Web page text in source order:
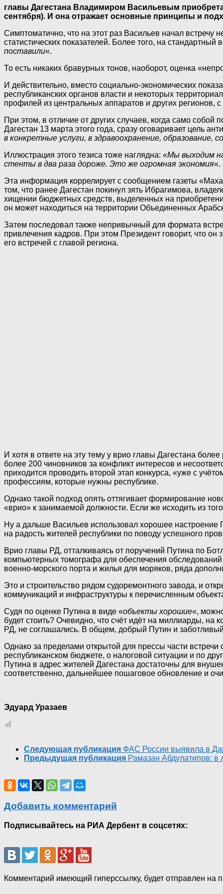
главы Дагестана Владимиром Васильевым
сентября). И она отражает основные принципы и
Симптоматично, что на этот раз Васильев начал встречу
статистических показателей. Более того, на стандартный
поставили«.
То есть никаких бравурных тонов, наоборот, оценка
И действительно, вместо социально-экономических
республиканских органов власти и некоторых
профилей из центральных аппаратов и других регионов,
При этом, в отличие от других случаев, когда само
Дагестан 13 марта этого года, сразу оговаривает цель
в конкретные услуги, в здравоохранение, образование,
Иллюстрация этого тезиса тоже наглядна: «Мы выходим
стенты в два раза дороже. Это же огромная экономия«.
Эта информация коррелирует с сообщением газеты
том, что ранее Дагестан покинул зять Ибрагимова,
хищении бюджетных средств, выделенных на
он может находиться на территории Объединенных
Затем последовал также непривычный для формата
привлечения кадров. При этом Президент говорит, что
его встречей с главой региона.
И хотя в ответе на эту тему у врио главы Дагестана
более 200 чиновников за конфликт интересов и
приходится проводить второй этап конкурса, «уже с
профессиям, которые нужны республике.
Однако такой подход опять оттягивает формирование
«врио» к занимаемой должности. Если же исходить из
Ну а дальше Васильев использовал хорошее настроение
на радость жителей республики по поводу успешного
Врио главы РД, отталкиваясь от поручений Путина по
компьютерных томографа для обеспечения
военно-морского порта и жилья для моряков, ряда
Это и строительство рядом судоремонтного завода, и
коммуникаций и инфраструктуры к перечисленным
Судя по оценке Путина в виде «объекты хорошие«,
будет стоить? Очевидно, что счёт идёт на миллиарды,
РД, не соглашались. В общем, добрый Путин и
Однако за пределами открытой для прессы части
республиканском бюджете, о налоговой ситуации и по
Путина в адрес жителей Дагестана достаточны для
соответственно, дальнейшее пошаговое обновление и
Эдуард Уразаев
Следующая публикация ФАС России выявила в
Предыдущая публикация Рамазан Абдулатипов: в
Добавить комментарий
Подписывайтесь на РИА Дербент в соцсетях:
Комментарий имеющий гиперссылку, будет отправлен на